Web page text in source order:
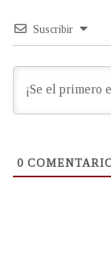
Suscribir
0